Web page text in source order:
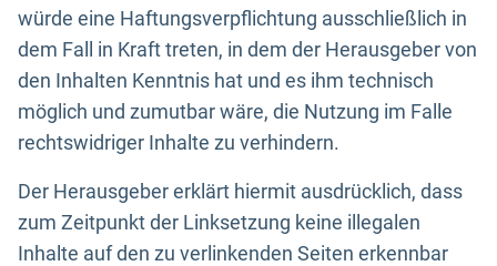
würde eine Haftungsverpflichtung ausschließlich in
dem Fall in Kraft treten, in dem der Herausgeber von
den Inhalten Kenntnis hat und es ihm technisch
möglich und zumutbar wäre, die Nutzung im Falle
rechtswidriger Inhalte zu verhindern.
Der Herausgeber erklärt hiermit ausdrücklich, dass
zum Zeitpunkt der Linksetzung keine illegalen
Inhalte auf den zu verlinkenden Seiten erkennbar